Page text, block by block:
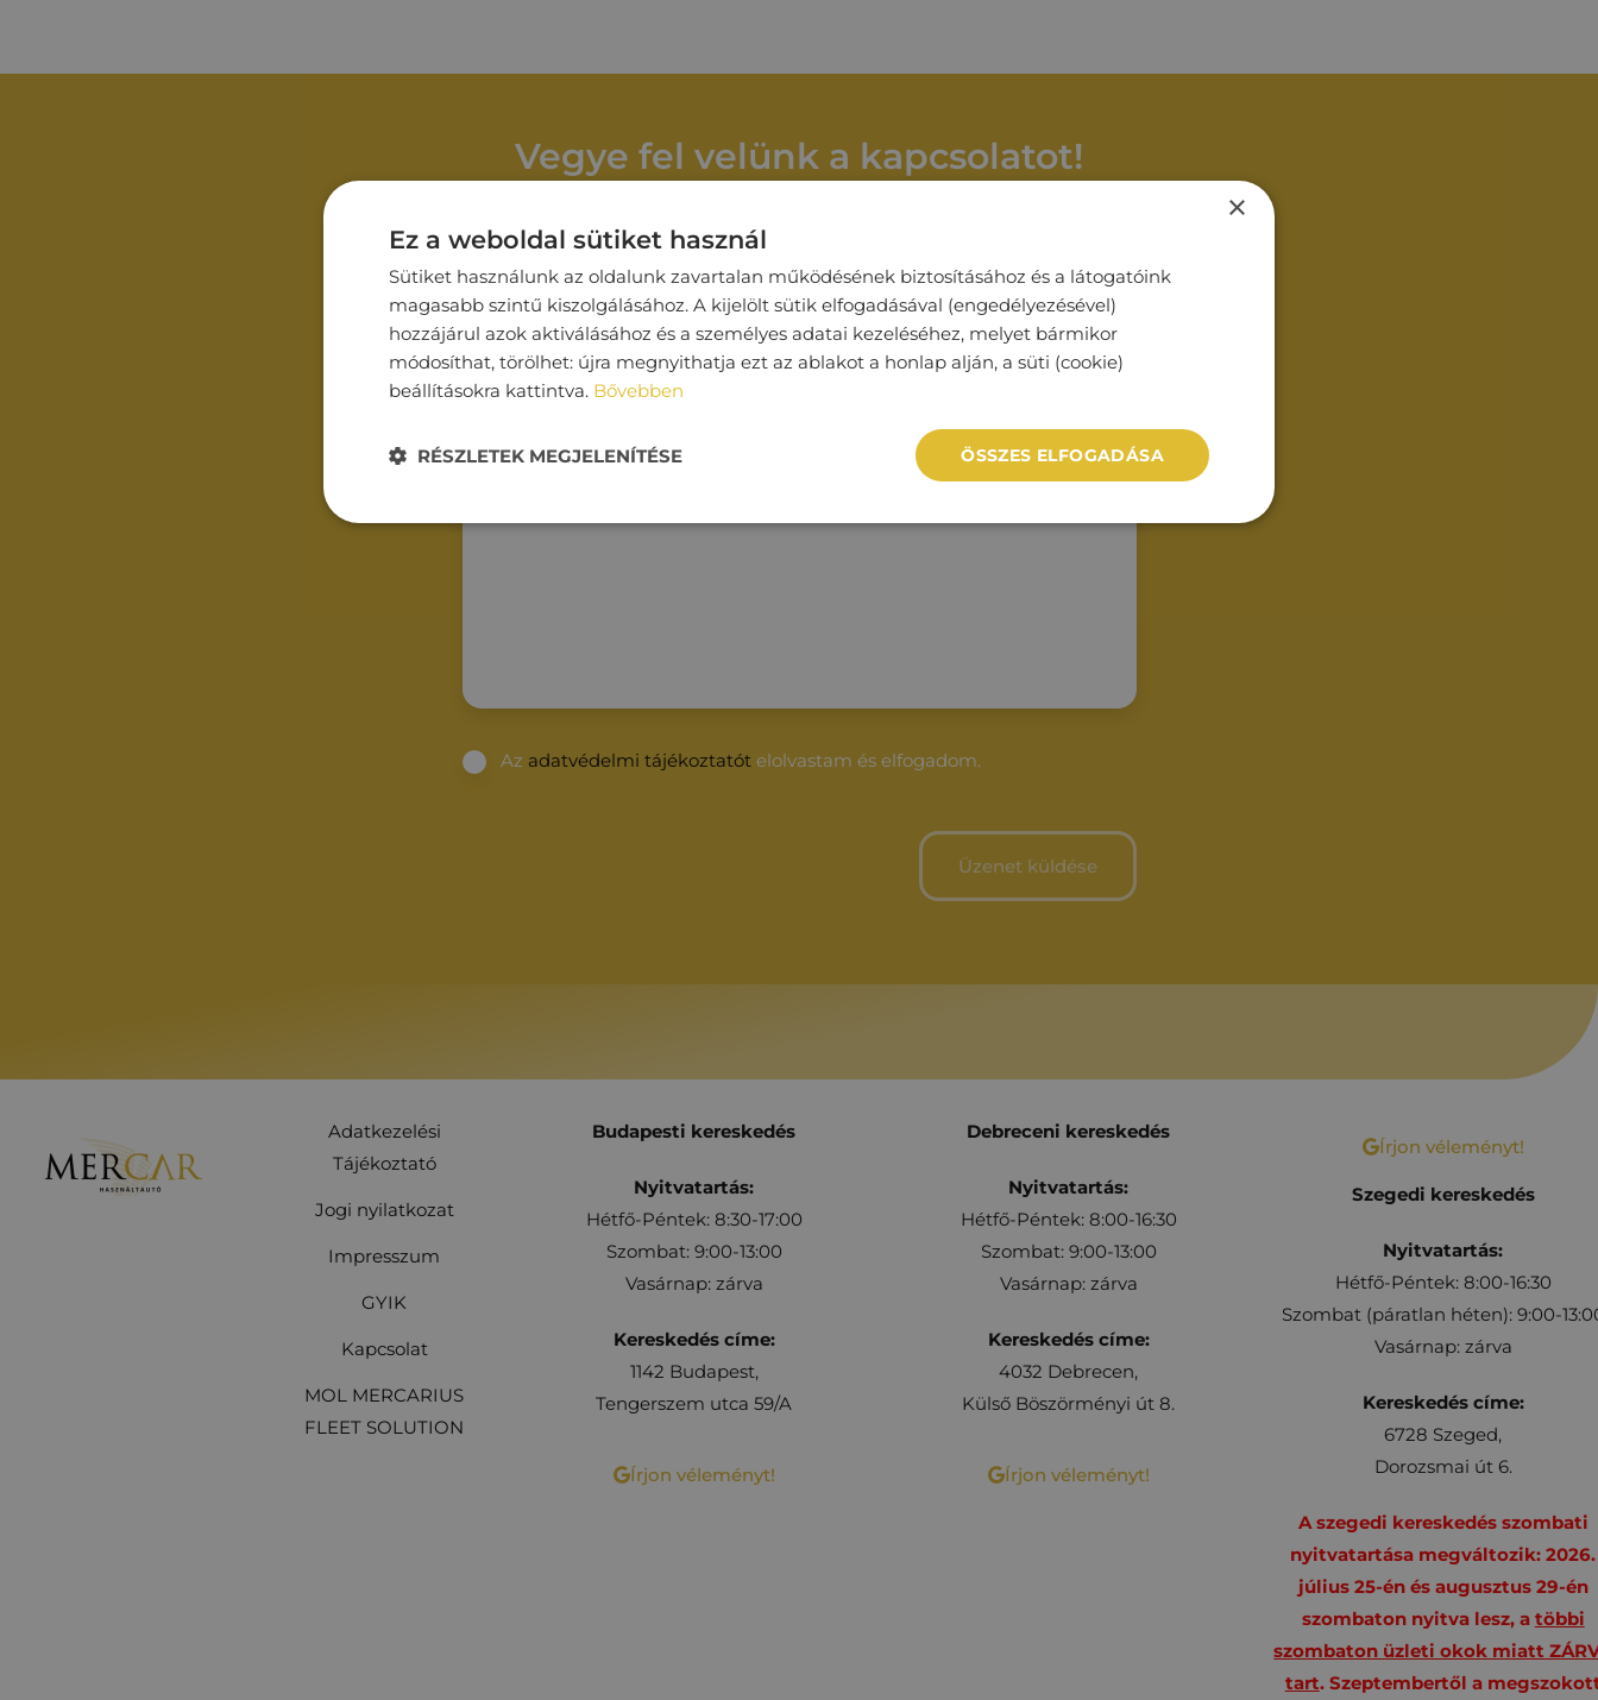
Vegye fel velünk a kapcsolatot!
Email* Telefonszám*
Üzenet*
Az adatvédelmi tájékoztatót elolvastam és elfogadom.
Adatkezelési
Tájékoztató
Jogi nyilatkozat
Impresszum
GYIK
Kapcsolat
MOL MERCARIUS
FLEET SOLUTION
Budapesti kereskedés
Nyitvatartás:
Hétfő-Péntek: 8:30-17:00
Szombat: 9:00-13:00
Vasárnap: zárva
Kereskedés címe:
1142 Budapest,
Tengerszem utca 59/A
Írjon véleményt!
Debreceni kereskedés
Nyitvatartás:
Hétfő-Péntek: 8:00-16:30
Szombat: 9:00-13:00
Vasárnap: zárva
Kereskedés címe:
4032 Debrecen,
Külső Böszörményi út 8.
Írjon véleményt!
Írjon véleményt!
Szegedi kereskedés
Nyitvatartás:
Hétfő-Péntek: 8:00-16:30
Szombat (páratlan héten): 9:00-
Vasárnap: zárva
Kereskedés címe:
6728 Szeged,
Dorozsmai út 6.
A szegedi kereskedés szombati
nyitvatartása megváltozik: 2026.
július 25-én és augusztus 29-én
szombaton nyitva lesz, a többi
szombaton üzleti okok miatt
tart. Szeptembertől a
×
Ez a weboldal sütiket használ
Sütiket használunk az oldalunk zavartalan működésének biztosításához és a látogatóink
magasabb szintű kiszolgálásához. A kijelölt sütik elfogadásával (engedélyezésével)
hozzájárul azok aktiválásához és a személyes adatai kezeléséhez, melyet bármikor
módosíthat, törölhet: újra megnyithatja ezt az ablakot a honlap alján, a süti (cookie)
beállításokra kattintva. Bővebben
ÖSSZES ELFOGADÁSA
RÉSZLETEK MEGJELENÍTÉSE